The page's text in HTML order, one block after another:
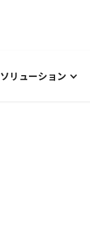
ソリューション